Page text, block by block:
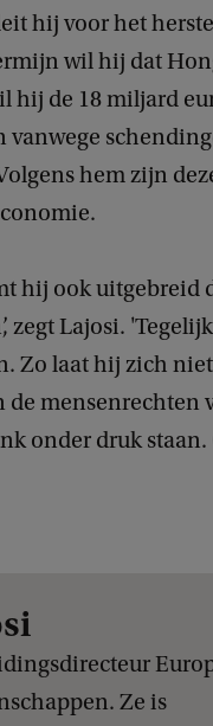
hij voor het
wil hij dat
hij de 18 miljard
vanwege
hem zijn
hij ook uitgebreid
zegt Lajosi.
Zo laat hij zich
de mensenrechten
onder druk
Ze is